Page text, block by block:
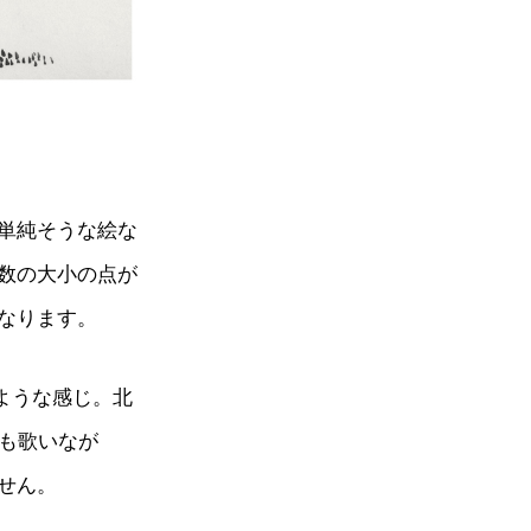
純そうな絵な
の大小の点が
ります。
うな感じ。北
歌いなが
ん。